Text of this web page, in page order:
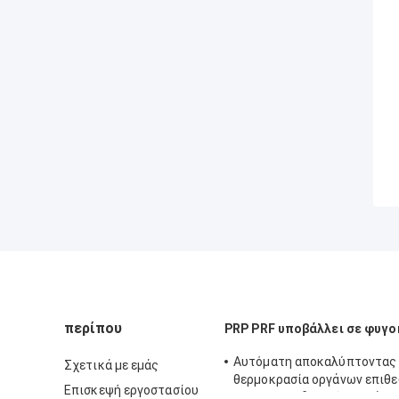
περίπου
Σχετικά με εμάς
Επισκεψή εργοστασίου
PRP PRF υποβάλλει σε
Αυτόματη αποκαλύπτοντας
θερμοκρασία οργάνων